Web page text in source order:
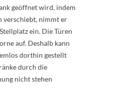
geöffnet wird, indem
verschiebt, nimmt er
ein. Die Türen
auf. Deshalb kann
dorthin gestellt
durch die
nicht stehen